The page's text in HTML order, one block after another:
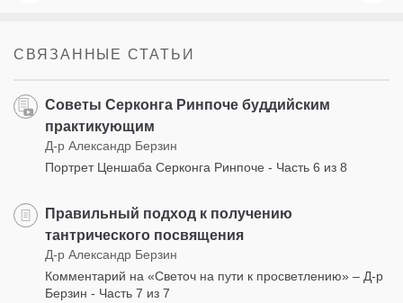
СВЯЗАННЫЕ СТАТЬИ
Советы Серконга Ринпоче буддийским
практикующим
Д-р Александр Берзин
Портрет Ценшаба Серконга Ринпоче - Часть 6 из 8
Правильный подход к получению
тантрического посвящения
Д-р Александр Берзин
Комментарий на «Светоч на пути к просветлению» – Д-р
Берзин - Часть 7 из 7